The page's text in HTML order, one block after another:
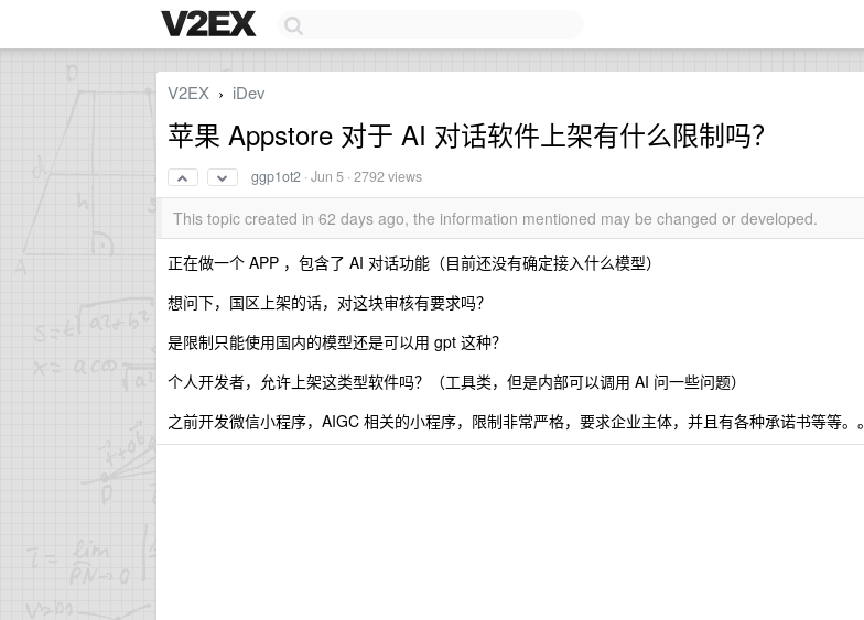
V2EX › iDev
苹果 Appstore 对于 AI 对话软件上架有什么限制吗？
ggp1ot2 ·Jun 5 · 2792 views
This topic created in 62 days ago, the information mentioned may be changed or developed.
正在做一个 APP ，包含了 AI 对话功能（目前还没有确定接入什么模型）
想问下，国区上架的话，对这块审核有要求吗？
是限制只能使用国内的模型还是可以用 gpt 这种？
个人开发者，允许上架这类型软件吗？（工具类，但是内部可以调用 AI 问一些问题）
之前开发微信小程序，AIGC 相关的小程序，限制非常严格，要求企业主体，并且有各种承诺书等等。。